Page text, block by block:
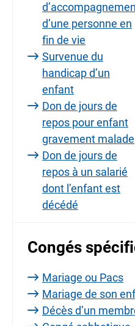
d’une personne en
fin de vie
Survenue du
handicap d’un
enfant
Don de jours de
repos pour enfant
gravement malade
Don de jours de
repos à un salarié
dont l’enfant est
décédé
Congés
Mariage ou Pacs
Mariage de son
Décès d’un